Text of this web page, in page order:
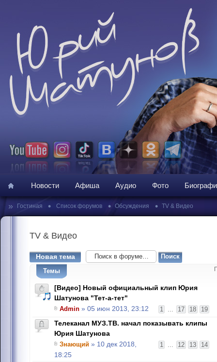
Новости Афиша Аудио Фото
» Гостиная • Список форумов • Обсуждения • TV & Видео
TV & Видео
Новая тема
Темы
[Видео] Новый официальный клип Юрия
Шатунова "Тет-а-тет"
1 ... 17 18 19
Admin » 05 июн 2013, 23:12
Телеканал МУЗ.ТВ. начал показывать клипы
Юрия Шатунова
1 ... 12 13 14
Знающий » 10 дек 2018,
18:25